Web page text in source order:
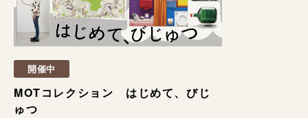
開催中
MOTコレクション はじめて、びじ
ゅつ